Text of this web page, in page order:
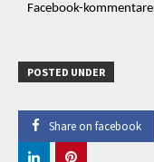
Facebook-
POSTED UNDER
Share on facebook